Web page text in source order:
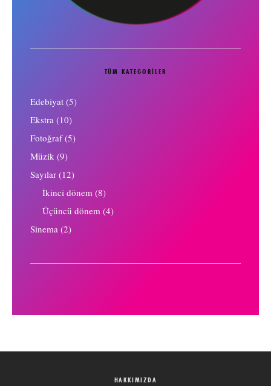
TÜM KATEGORILER
Edebiyat (5)
Ekstra (10)
Fotoğraf(5)
Müzik (9)
Sayılar (12)
İkinci dönem (8)
Üçüncü dönem (4)
Sinema (2)
HAKKIMIZDA